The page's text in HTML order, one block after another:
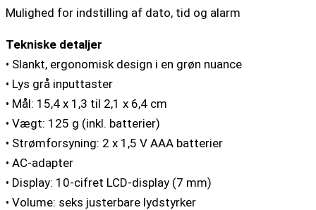
Mulighed for indstilling af dato, tid og alarm
Tekniske detaljer
• Slankt, ergonomisk design i en grøn nuance
• Lys grå inputtaster
• Mål: 15,4 x 1,3 til 2,1 x 6,4 cm
• Vægt: 125 g (inkl. batterier)
• Strømforsyning: 2 x 1,5 V AAA batterier
• AC-adapter
• Display: 10-cifret LCD-display (7 mm)
• Volume: seks justerbare lydstyrker